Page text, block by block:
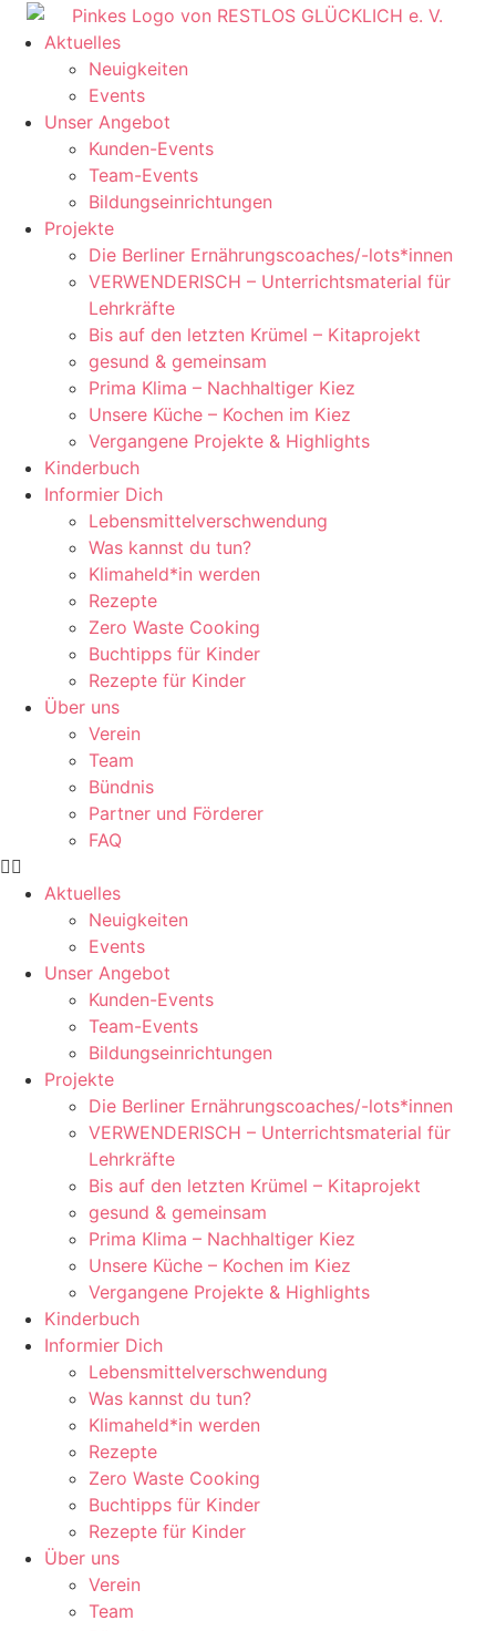
Aktuelles
Neuigkeiten
Events
Unser Angebot
Kunden-Events
Team-Events
Bildungseinrichtungen
Projekte
Die Berliner Ernährungscoaches/-lots*innen
VERWENDERISCH – Unterrichtsmaterial für
Lehrkräfte
Bis auf den letzten Krümel – Kitaprojekt
gesund & gemeinsam
Prima Klima – Nachhaltiger Kiez
Unsere Küche – Kochen im Kiez
Vergangene Projekte & Highlights
Kinderbuch
Informier Dich
Lebensmittelverschwendung
Was kannst du tun?
Klimaheld*in werden
Rezepte
Zero Waste Cooking
Buchtipps für Kinder
Rezepte für Kinder
Über uns
Verein
Team
Bündnis
Partner und Förderer
FAQ
Aktuelles
Neuigkeiten
Events
Unser Angebot
Kunden-Events
Team-Events
Bildungseinrichtungen
Projekte
Die Berliner Ernährungscoaches/-lots*innen
VERWENDERISCH – Unterrichtsmaterial für
Lehrkräfte
Bis auf den letzten Krümel – Kitaprojekt
gesund & gemeinsam
Prima Klima – Nachhaltiger Kiez
Unsere Küche – Kochen im Kiez
Vergangene Projekte & Highlights
Kinderbuch
Informier Dich
Lebensmittelverschwendung
Was kannst du tun?
Klimaheld*in werden
Rezepte
Zero Waste Cooking
Buchtipps für Kinder
Rezepte für Kinder
Über uns
Verein
Team